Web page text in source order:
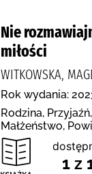
Nie
miłości
WITKOWSKA,
Rok wydania:
Rodzina, Przyjaźń,
Małżeństwo,
1 z